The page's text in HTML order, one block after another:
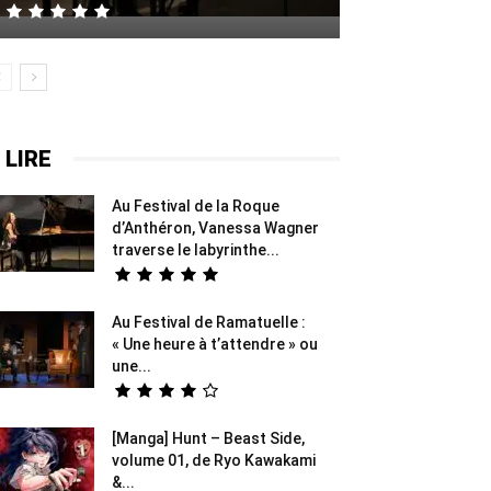
Au Festival de la Roque
d’Anthéron, Vanessa Wagner
traverse le labyrinthe...
Au Festival de Ramatuelle :
« Une heure à t’attendre » ou
une...
[Manga] Hunt – Beast Side,
volume 01, de Ryo Kawakami
&...